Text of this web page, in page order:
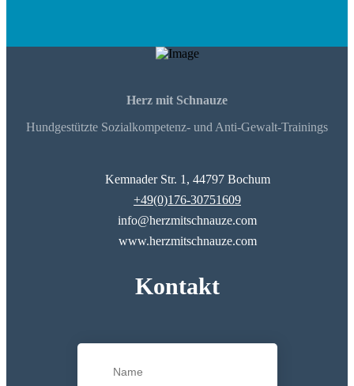
Herz mit Schnauze
Hundgestützte Sozialkompetenz- und Anti-Gewalt-Trainings
Kemnader Str. 1, 44797 Bochum
+49(0)176-30751609
info@herzmitschnauze.com
www.herzmitschnauze.com
Kontakt